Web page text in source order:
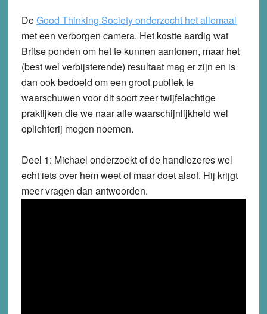
DeGood Thinking Society onderzocht het allemaal
met een verborgen camera. Het kostte aardig wat
Britse ponden om het te kunnen aantonen, maar het
(best wel verbijsterende) resultaat mag er zijn en is
dan ook bedoeld om een groot publiek te
waarschuwen voor dit soort zeer twijfelachtige
praktijken die we naar alle waarschijnlijkheid wel
oplichterij mogen noemen.
Deel 1: Michael onderzoekt of de handlezeres wel
echt iets over hem weet of maar doet alsof. Hij krijgt
meer vragen dan antwoorden.